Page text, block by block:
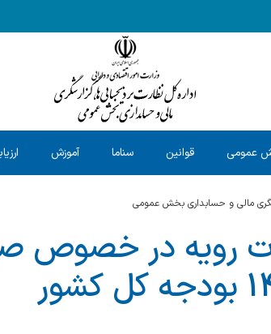
عمومی قوانین سناما آموزش
مالی و حسابداری بخش عمومی
رویه در خصوص